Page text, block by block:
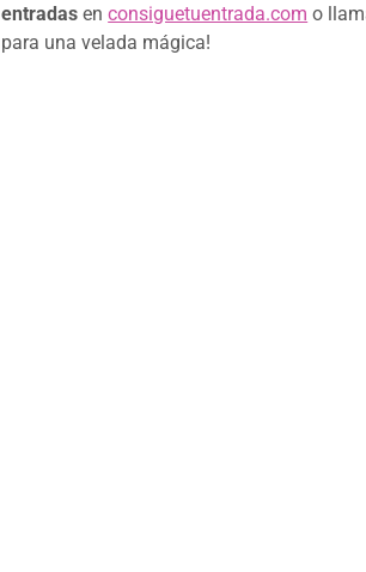
entradas enconsiguetuentrada.com o
para una velada mágica!